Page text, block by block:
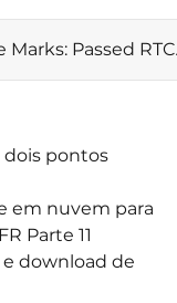
Passed
dois pontos
em nuvem para
Parte 11
e download de